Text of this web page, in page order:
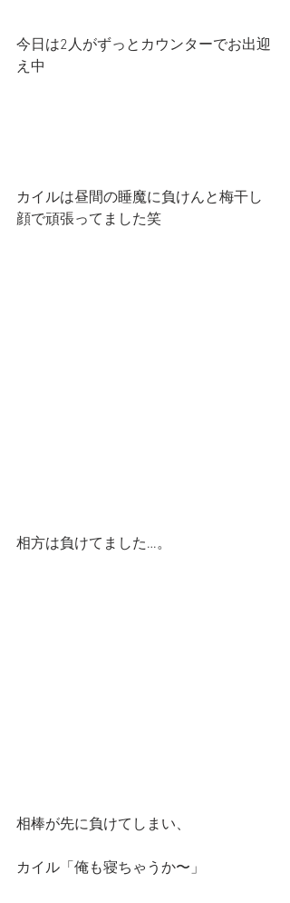
今日は2人がずっとカウンターでお出迎
え中
カイルは昼間の睡魔に負けんと梅干し
顔で頑張ってました笑
相方は負けてました…。
相棒が先に負けてしまい、
カイル「俺も寝ちゃうか〜」